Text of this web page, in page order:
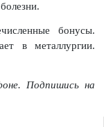
бонусы.
в металлургии.
Подпишись на